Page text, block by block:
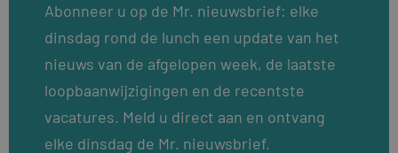
Abonneer u op de Mr. nieuwsbrief: elke
dinsdag rond de lunch een update van het
nieuws van de afgelopen week, de laatste
loopbaanwijzigingen en de recentste
vacatures. Meld u direct aan en ontvang
elke dinsdag de Mr. nieuwsbrief.